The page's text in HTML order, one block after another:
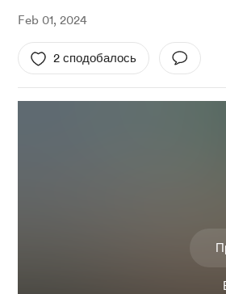
Feb 01, 2024
2 сподобалось